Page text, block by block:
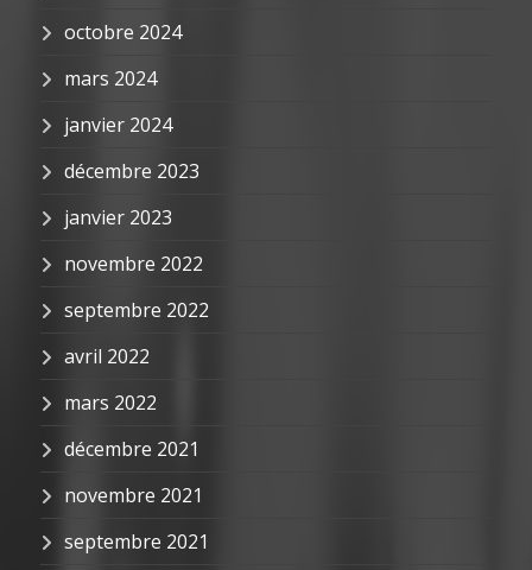
octobre 2024
mars 2024
janvier 2024
décembre 2023
janvier 2023
novembre 2022
septembre 2022
avril 2022
mars 2022
décembre 2021
novembre 2021
septembre 2021